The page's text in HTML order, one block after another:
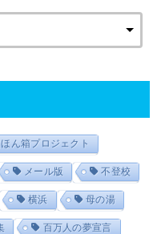
ほん箱プロジェクト
メール版 不登校
横浜 母の湯
百万人の夢宣言